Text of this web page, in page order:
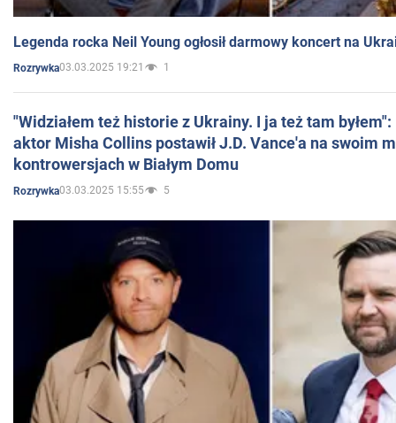
Legenda rocka Neil Young ogłosił darmowy koncert na
Rozrywka03.03.2025 19:21 1
"Widziałem też historie z Ukrainy. I ja też tam
aktor Misha Collins postawił J.D. Vance'a na swoim
kontrowersjach w Białym Domu
Rozrywka03.03.2025 15:55 5